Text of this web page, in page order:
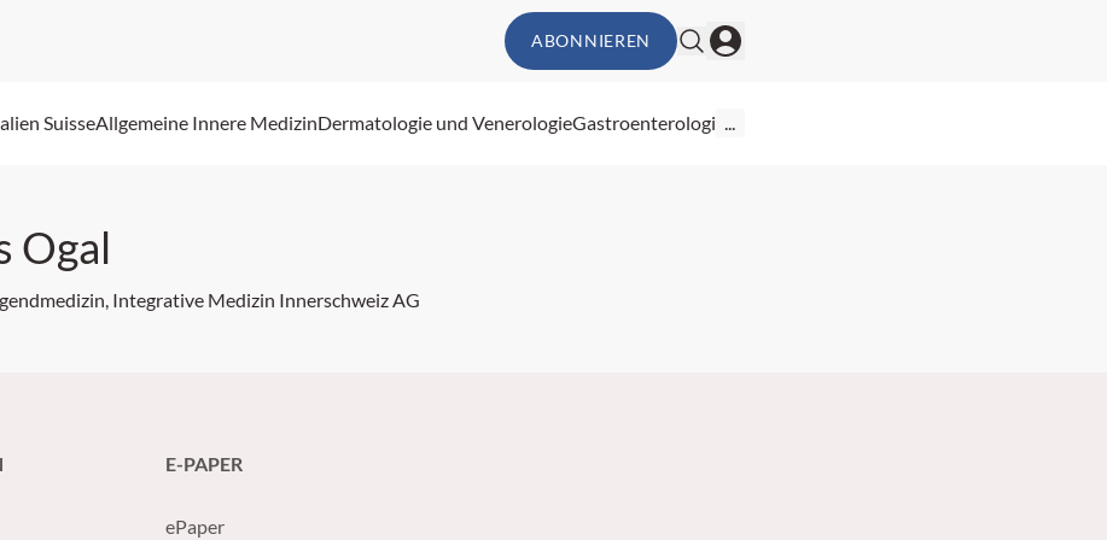
ABONNIEREN
SuisseAllgemeine Innere MedizinDermatologie und VenerologieGastroenterologie...
Ogal
Integrative Medizin Innerschweiz AG
E-PAPER
ePaper